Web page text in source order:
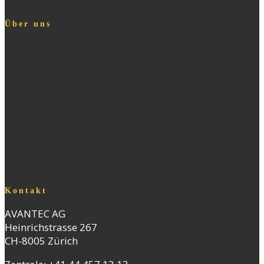
Über uns
Kontakt
AVANTEC AG
Heinrichstrasse 267
CH-8005 Zürich